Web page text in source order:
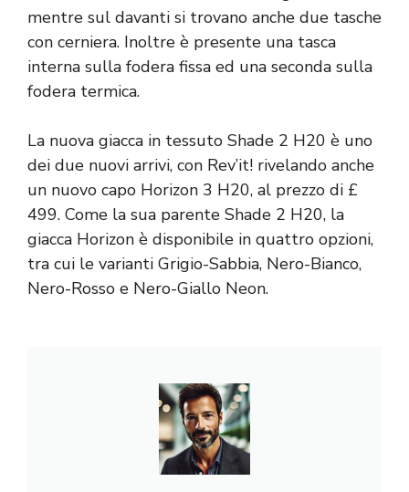
mentre sul davanti si trovano anche due tasche
con cerniera. Inoltre è presente una tasca
interna sulla fodera fissa ed una seconda sulla
fodera termica.
La nuova giacca in tessuto Shade 2 H20 è uno
dei due nuovi arrivi, con Rev’it! rivelando anche
un nuovo capo Horizon 3 H20, al prezzo di £
499. Come la sua parente Shade 2 H20, la
giacca Horizon è disponibile in quattro opzioni,
tra cui le varianti Grigio-Sabbia, Nero-Bianco,
Nero-Rosso e Nero-Giallo Neon.